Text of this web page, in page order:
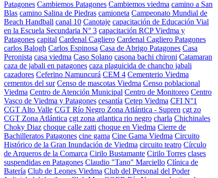
Patagones Cambiemos Patagones Cambiemos viedma camino a San
Blas camino Salina de Piedras camioneta Campeonato Mundial de
Beach Handball canal 10 Canotaje capacitación de Educación Vial
en la Escuela Secundaria N° 3 capacitación RCP Viedma y
Patagones capital Cardenal Cagliero Cardenal Cagliero Patagones
carlos Balogh Carlos Espinosa Casa de Abrigo Patagones Casa
Peronista casa viedma Caso Solano casona bachi chironi Catamaran
caza de jabali en patagones caza plaguicida de chancho jabali
cazadores Ceferino Namuncurá CEM 4 Cementerio Viedma
cementos del sur Censo de mascotas Viedma Censo poblacional
Viedma Centro de Atención Municipal Centro de Monitoreo Centro
Vasco de Viedma y Patagones cesantía Cetep Viedma CFI N°1
CGT Alto Valle CGT Río Negro Zona Atlántica - Supren cgt zo
CGT Zona Atlántica cgt zona atlantica rio negro charla Chichinales
Choky Diaz choque calle zatti choque en Viedma Cierre de
Bachilleratos Patagones cine gama Cine Gama Viedma Circuito
Histórico de la Gran Inundación de Viedma circuito teatro Círculo
de Arqueros de la Comarca Cirilo Bustamante Cirilo Torres clases
suspendidas en Patagones Claudio "Tano" Marciello Clínica de
Batería Club de Leones Viedma Club del Personal del Poder